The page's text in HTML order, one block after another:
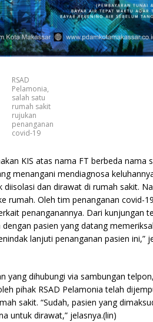
RSAD
Pelamonia,
salah satu
rumah sakit
rujukan
penanganan
covid-19
KIS atas nama FT berbeda nama
menangani mendiagnosa
dan dirawat di rumah sakit.
rumah. Oleh tim penanganan covid-
penanganannya. Dari kunjungan
pasien yang datang
lanjuti penanganan pasien ini,”
yang dihubungi via sambungan
pihak RSAD Pelamonia telah
sakit. “Sudah, pasien yang
untuk dirawat,” jelasnya.(lin)